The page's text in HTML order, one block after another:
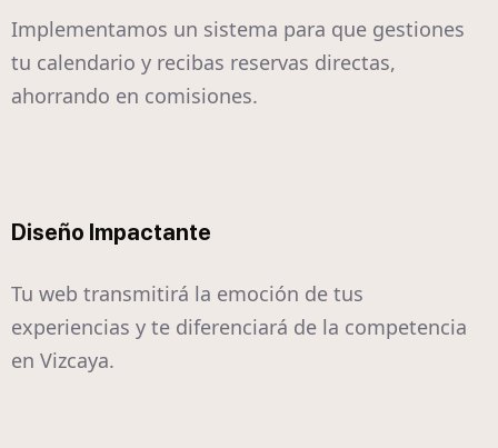
Implementamos un sistema para que gestiones
tu calendario y recibas reservas directas,
ahorrando en comisiones.
Diseño Impactante
Tu web transmitirá la emoción de tus
experiencias y te diferenciará de la competencia
en Vizcaya.